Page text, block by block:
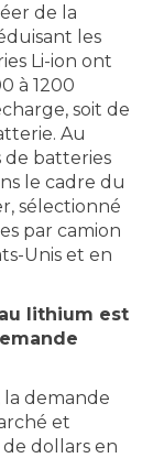
de la
les
Li-ion ont
à 1200
soit de
Au
de batteries
le cadre du
sélectionné
par camion
Unis et en
lithium est
demande
et
dollars en